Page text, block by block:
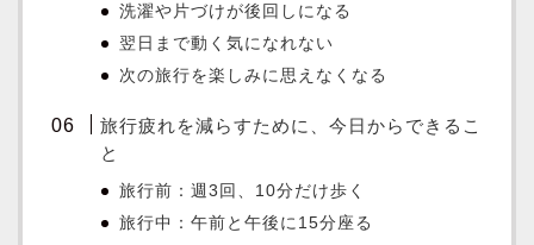
洗濯や片づけが後回しになる
翌日まで動く気になれない
次の旅行を楽しみに思えなくなる
旅行疲れを減らすために、今日からできるこ
と
旅行前：週3回、10分だけ歩く
旅行中：午前と午後に15分座る